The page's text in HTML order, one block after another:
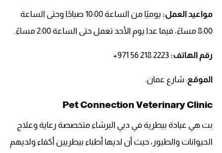
مواعيد العمل:
يوميًا من الساعة 10:00 صباحًا وحتى الساعة
8:00 مساءً، فيما عدا يوم الأحد تعمل حتى الساعة 2:00 مساءً.
رقم الهاتف: ‏‪ +971 56 218 2223‬‏
الموقع: شارع عمان.
Pet Connection Veterinary Clinic
بت هي عيادة بيطرية في دبي البرشاء متخصصة رعاية وعلاج
الحيوانات والطيور، حيث أن لديها أطباء بيطريين أكفاء ولديهم